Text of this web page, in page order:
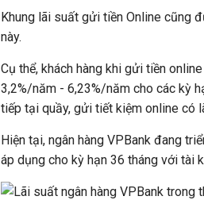
Khung lãi suất gửi tiền Online cũng
này.
Cụ thể, khách hàng khi gửi tiền
3,2%/năm - 6,23%/năm cho các kỳ
tiếp tại quầy, gửi tiết kiệm online có
Hiện tại, ngân hàng VPBank đang
áp dụng cho kỳ hạn 36 tháng với tài